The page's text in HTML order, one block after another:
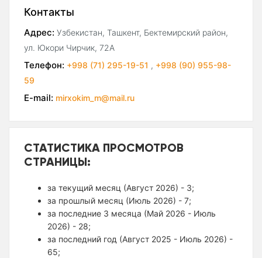
Контакты
Адрес: Узбекистан, Ташкент, Бектемирский район,
ул. Юкори Чирчик, 72А
Телефон: +998 (71) 295-19-51 , +998 (90) 955-98-
59
E-mail: mirxokim_m@mail.ru
СТАТИСТИКА ПРОСМОТРОВ
СТРАНИЦЫ:
за текущий месяц (Август 2026) - 3;
за прошлый месяц (Июль 2026) - 7;
за последние 3 месяца (Май 2026 - Июль
2026) - 28;
за последний год (Август 2025 - Июль 2026) -
65;